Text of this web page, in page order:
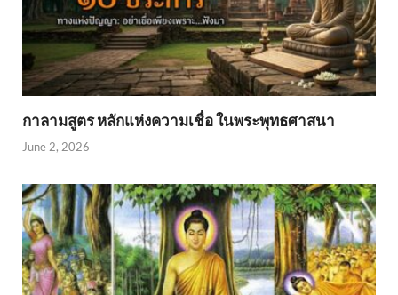
กาลามสูตร หลักแห่งความเชื่อ ในพระพุทธศาสนา
June 2, 2026